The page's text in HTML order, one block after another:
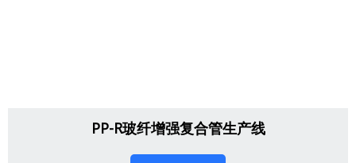
PP-R玻纤增强复合管生产线